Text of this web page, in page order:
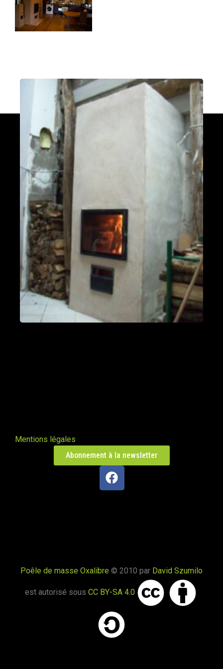
PDM L
Éternoz 25330
Saint-Jean-de-Chevelu 73170
oxalis L
Piégros-la-Clastre 26400
PDM L
Fleurus
PDM Oxalibre XL avec sortie des
fumées vers le bas
Valleraugue 30570
Poele de masse S avec conduit en
brique de terre crue handmade
Mantry 39230
Poêle Oxalibre L dans le Tarn
Coufouleux 81800
Poêle L en Haute-Saône
Trésilley 70190
Poêle de masse Taille L
Oxalibre taille L
Mentions légales
Abonnement à la newsletter
Poêle de masse Oxalibre © 2010 par David Szumilo
est autorisé sous CC BY-SA 4.0